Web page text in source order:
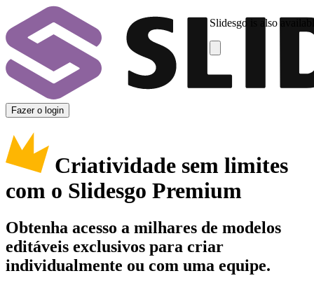
Slidesgo is also
Fazer o login
Criatividade sem limites
com o Slidesgo Premium
Obtenha acesso a milhares de modelos
editáveis exclusivos para criar
individualmente ou com uma equipe.